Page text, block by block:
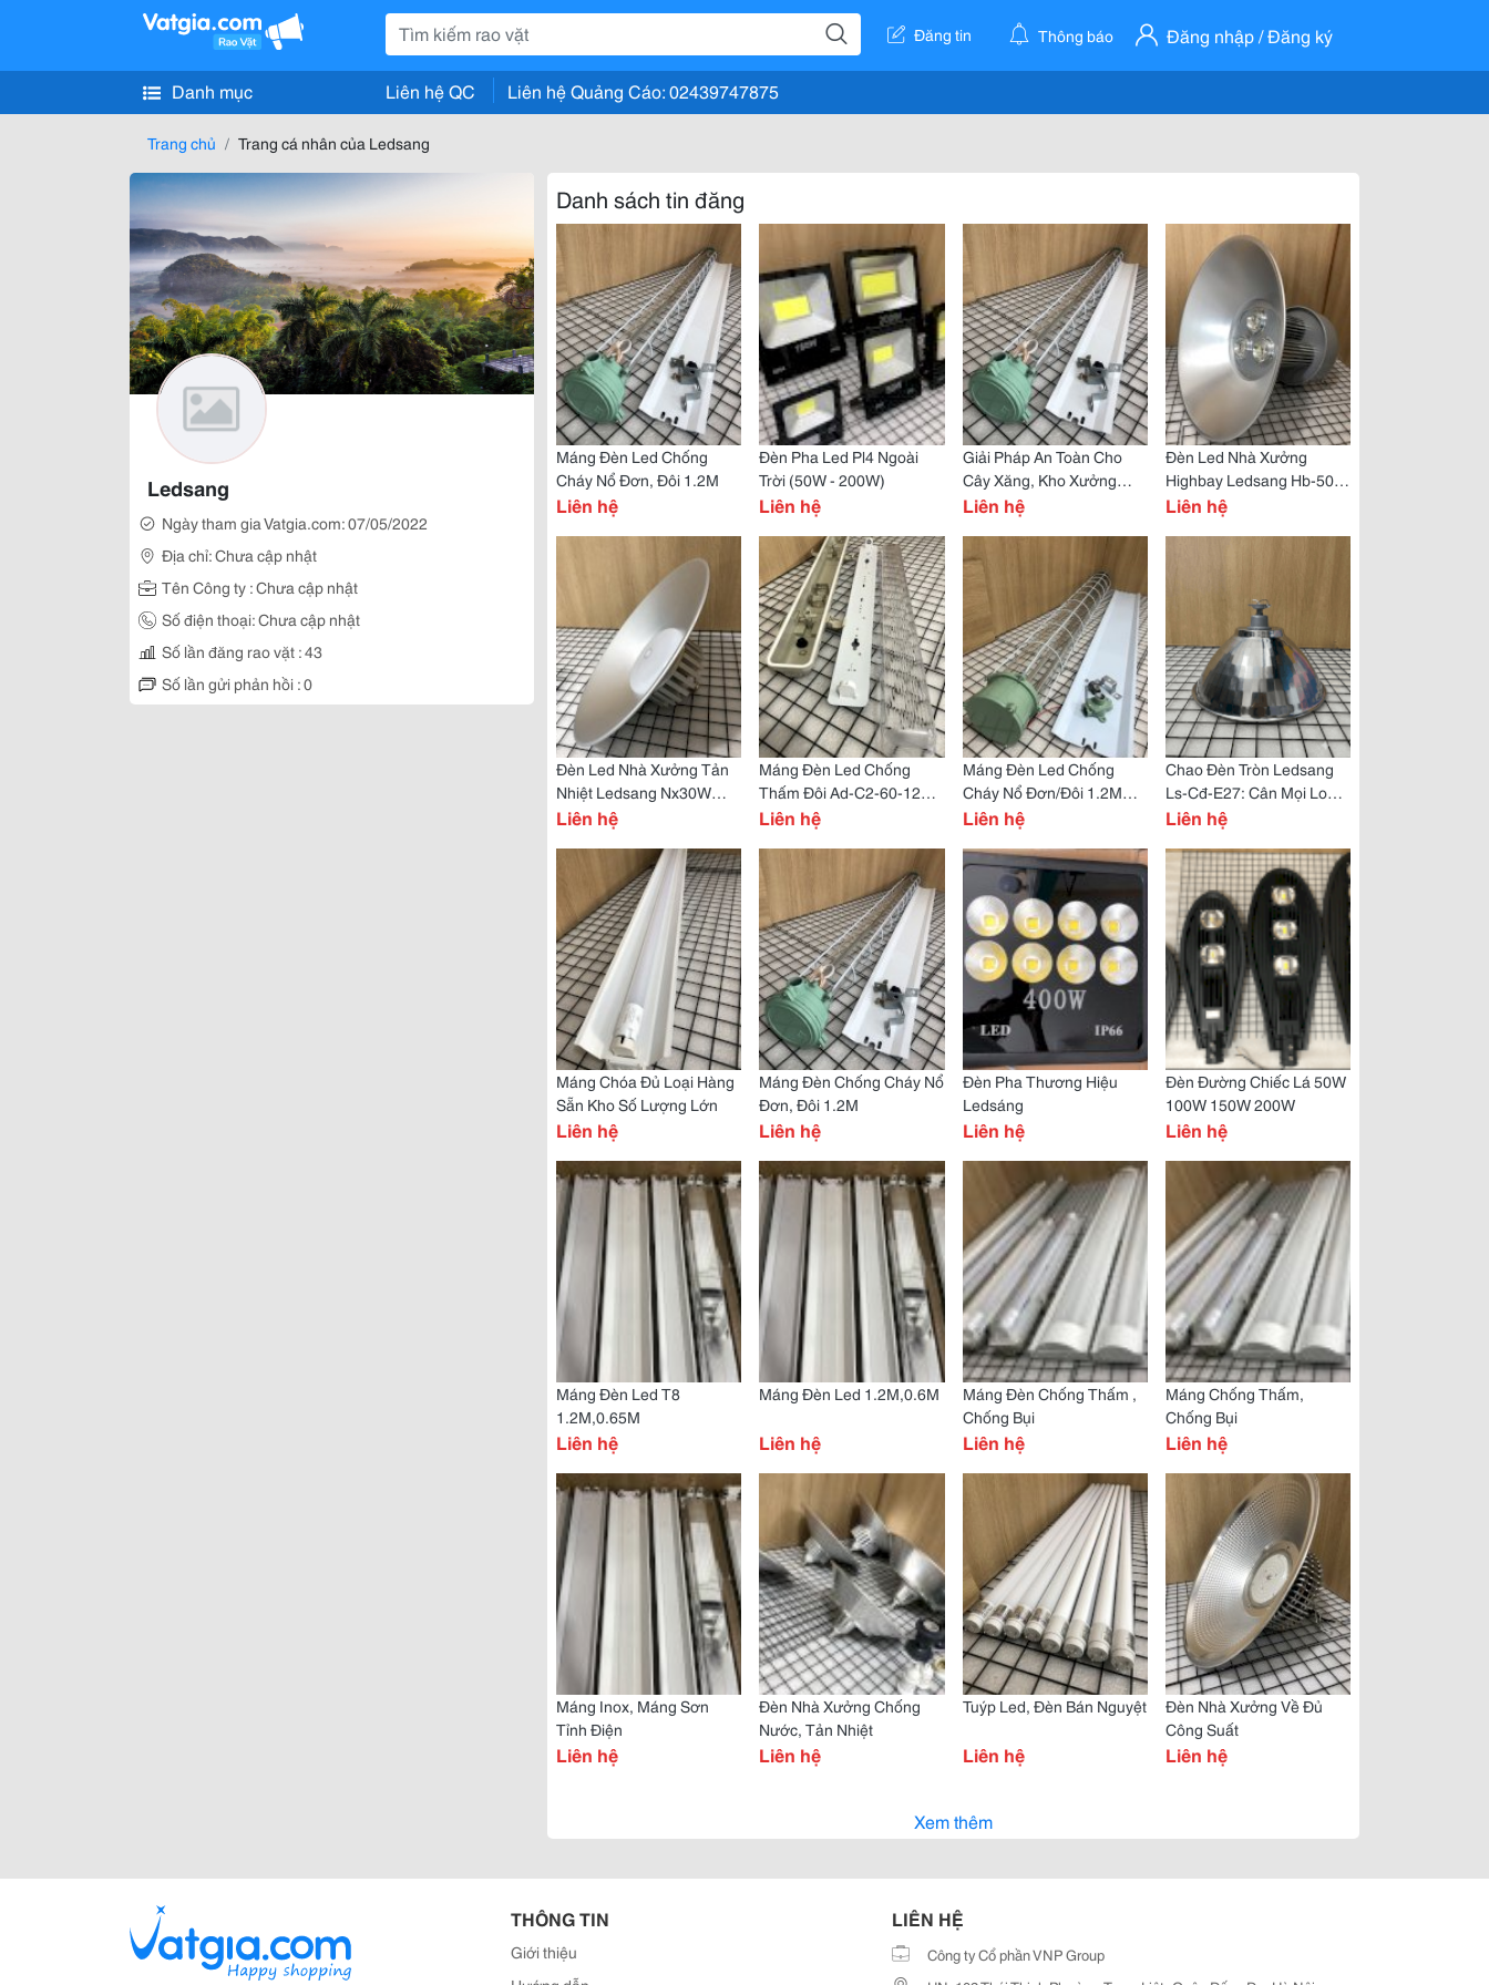
Đăng tin Thông báo Đăng nhập / Đăng ký
Danh mục Liên hệ QC Liên hệ Quảng Cáo: 02439747875
Trang chủ Trang cá nhân của Ledsang
Ledsang
Ngày tham gia Vatgia.com: 07/05/2022
Địa chỉ: Chưa cập nhật
Tên Công ty : Chưa cập nhật
Số điện thoại: Chưa cập nhật
Số lần đăng rao vặt : 43
Số lần gửi phản hồi : 0
Danh sách tin đăng
Máng Đèn Led Chống
Cháy Nổ Đơn, Đôi 1.2M
Liên hệ
Đèn Pha Led Pl4 Ngoài
Trời (50W - 200W)
Liên hệ
Giải Pháp An Toàn Cho
Cây Xăng, Kho Xưởng
Máng Đèn Led Chống
Liên hệ
Đèn Led Nhà Xưởng
Highbay Ledsang Hb-50W
(Ánh Sáng Trắng)
Liên hệ
Đèn Led Nhà Xưởng Tản
Nhiệt Ledsang Nx30W
E27 Giải Pháp Chiếu Sáng
Liên hệ
Máng Đèn Led Chống
Thấm Đôi Ad-C2-60-120
Thách Thức Mọi Thời Tiết
Liên hệ
Máng Đèn Led Chống
Cháy Nổ Đơn/Đôi 1.2M
Ex-C2-C1-120 Chất
Chứng Từ!
Liên hệ
Chao Đèn Tròn Ledsang
Ls-Cđ-E27: Cân Mọi Loại
Đèn Treo Hay Gắn Tường
Liên hệ
Máng Chóa Đủ Loại Hàng
Sẵn Kho Số Lượng Lớn
Liên hệ
Máng Đèn Chống Cháy Nổ
Đơn, Đôi 1.2M
Liên hệ
Đèn Pha Thương Hiệu
Ledsáng
Liên hệ
Đèn Đường Chiếc Lá 50W
100W 150W 200W
Liên hệ
Máng Đèn Led T8
1.2M,0.65M
Liên hệ
Máng Đèn Led 1.2M,0.6M
Liên hệ
Máng Đèn Chống Thấm ,
Chống Bụi
Liên hệ
Máng Chống Thấm,
Chống Bụi
Liên hệ
Máng Inox, Máng Sơn
Tỉnh Điện
Liên hệ
Đèn Nhà Xưởng Chống
Nước, Tản Nhiệt
Liên hệ
Tuýp Led, Đèn Bán Nguyệt
Liên hệ
Đèn Nhà Xưởng Về Đủ
Công Suất
Liên hệ
Xem thêm
THÔNG TIN
Giới thiệu
LIÊN HỆ
Công ty Cổ phần VNP Group